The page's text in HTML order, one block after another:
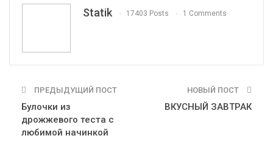
Statik 17403 Posts 1 Comments
ПРЕДЫДУЩИЙ ПОСТ
Булочки из
дрожжевого теста с
любимой начинкой
НОВЫЙ ПОСТ
ВКУСНЫЙ ЗАВТРАК